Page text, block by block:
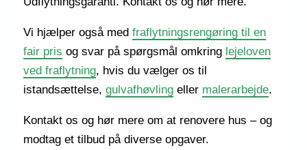
Vi hjælper også medfraflytningsrengøring til en
fair pris og svar på spørgsmål omkring lejeloven
ved fraflytning, hvis du vælger os til
istandsættelse,gulvafhøvling eller malerarbejde.
Kontakt os og hør mere om at renovere hus – og
modtag et tilbud på diverse opgaver.